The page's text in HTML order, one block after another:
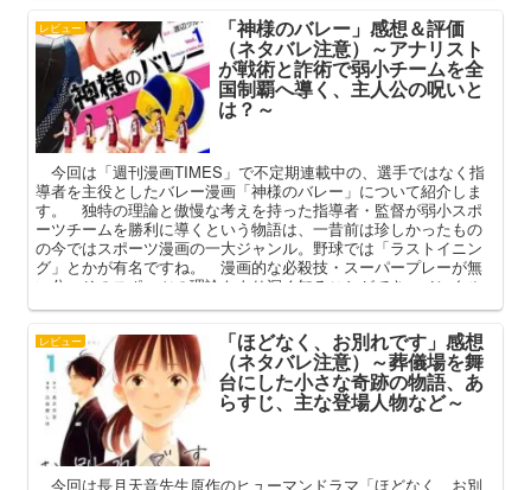
レビュー 「神様のバレー」感想＆評価
（ネタバレ注意）～アナリスト
が戦術と詐術で弱小チームを全
国制覇へ導く、主人公の呪いと
は？～
今回は「週刊漫画TIMES」で不定期連載中の、選手ではなく指
導者を主役としたバレー漫画「神様のバレー」について紹介しま
す。 独特の理論と傲慢な考えを持った指導者・監督が弱小スポ
ーツチームを勝利に導くという物語は、一昔前は珍しかったもの
の今ではスポーツ漫画の一大ジャンル。野球では「ラストイニン
グ」とかが有名ですね。 漫画的な必殺技・スーパープレーが無
い分、そのスポーツの理論をより深く知ることができ、メンタル
魅力や特徴（呪い）について深掘りしていきたいと思います。
レビュー 「ほどなく、お別れです」感想
（ネタバレ注意）～葬儀場を舞
台にした小さな奇跡の物語、あ
らすじ、主な登場人物など～
今回は長月天音先生原作のヒューマンドラマ「ほどなく、お別